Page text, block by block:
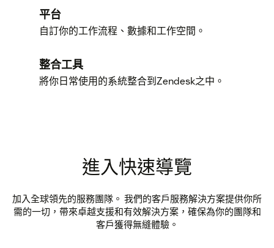
平台
自訂你的工作流程、數據和工作空間。
整合工具
將你日常使用的系統整合到Zendesk之中。
進入快速導覽
加入全球領先的服務團隊。 我們的客戶服務解決方案提供你所
需的一切，帶來卓越支援和有效解決方案，確保為你的團隊和
客戶獲得無縫體驗。